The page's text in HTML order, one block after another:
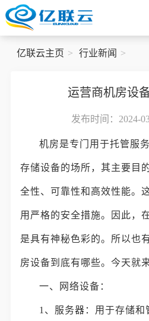
亿联云主页 行业新闻
运营商机房设
发布时间：2024-
机房是专门用于托管服
存储设备的场所，其主要目
全性、可靠性和高效性能。
用严格的安全措施。因此，
是具有神秘色彩的。所以也
房设备到底有哪些。今天就
一、网络设备：
1、服务器：用于存储